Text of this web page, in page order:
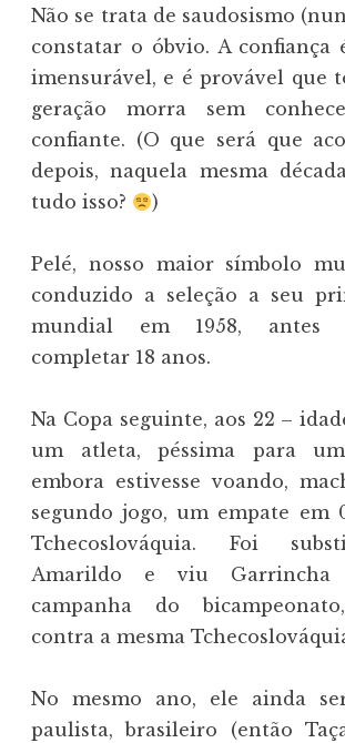
Não se trata de saudosismo
constatar o óbvio. A confiança
imensurável, e é provável que
geração morra sem
confiante. (O que será que
depois, naquela mesma
tudo isso?
)
Pelé, nosso maior símbolo
conduzido a seleção a seu
mundial em 1958, antes
completar 18 anos.
Na Copa seguinte, aos 22 –
um atleta, péssima para
embora estivesse voando,
segundo jogo, um empate em
Tchecoslováquia. Foi
Amarildo e viu
campanha do
contra a mesma
No mesmo ano, ele ainda
paulista, brasileiro (então